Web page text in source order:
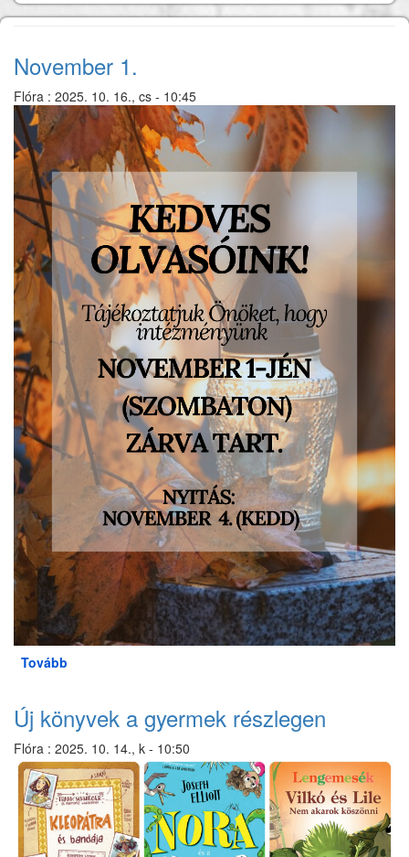
November 1.
Flóra : 2025. 10. 16., cs - 10:45
Tovább
Új könyvek a gyermek részlegen
Flóra : 2025. 10. 14., k - 10:50